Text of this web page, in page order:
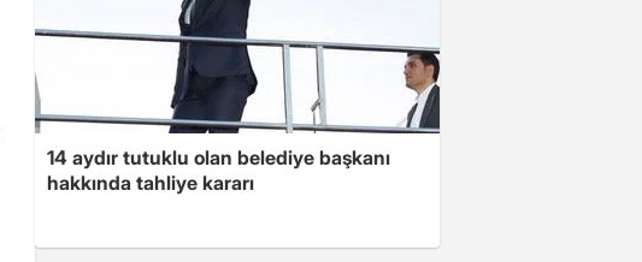
14 aydır tutuklu olan belediye başkanı
hakkında tahliye kararı